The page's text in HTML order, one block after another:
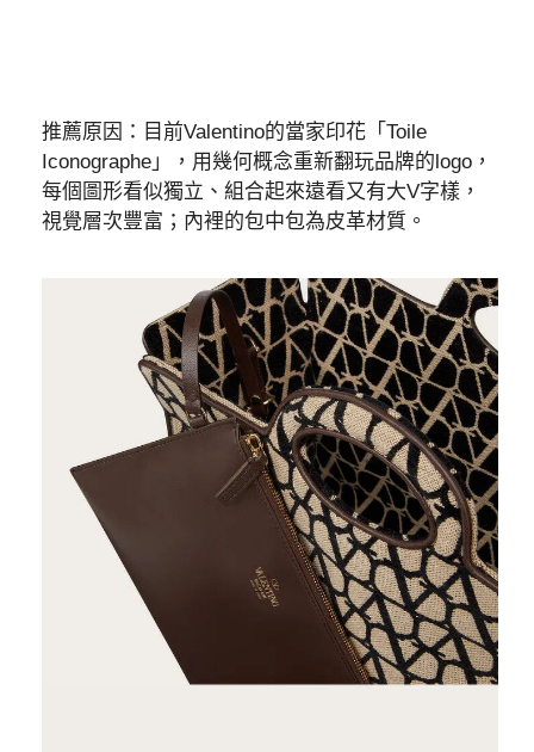
推薦原因：目前Valentino的當家印花「Toile
Iconographe」，用幾何概念重新翻玩品牌的logo，
每個圖形看似獨立、組合起來遠看又有大V字樣，
視覺層次豐富；內裡的包中包為皮革材質。